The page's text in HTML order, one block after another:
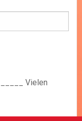
Vielen